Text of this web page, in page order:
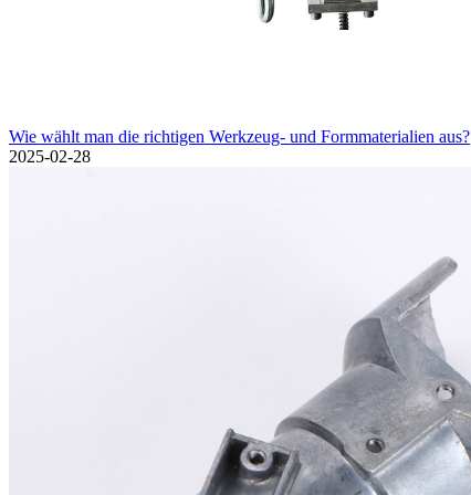
Wie wählt man die richtigen Werkzeug- und Formmaterialien aus?
2025-02-28